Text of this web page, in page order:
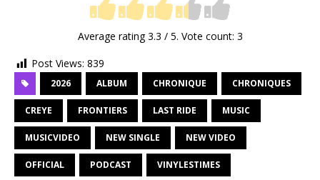
Average rating3.3 / 5. Vote count: 3
Post Views: 839
2026 ALBUM CHRONIQUE CHRONIQUES
CREYE FRONTIERS LAST RIDE MUSIC
MUSICVIDEO NEW SINGLE NEW VIDEO
OFFICIAL PODCAST VINYLESTIMES